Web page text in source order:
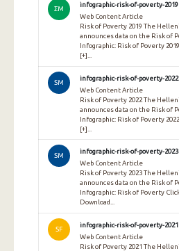
ΣΜ
infographic-risk-of-poverty-2019
Web Content Article
Risk of Poverty 2019 The
announces data on the Risk of
Infographic: Risk of Poverty
[+]...
SM
infographic-risk-of-poverty-2022
Web Content Article
Risk of Poverty 2022 The
announces data on the Risk of
Infographic: Risk of Poverty
[+]...
SM
infographic-risk-of-poverty-2023
Web Content Article
Risk of Poverty 2023 The
announces data on the Risk of
Infographic: Risk of Poverty
Download...
SF
infographic-risk-of-poverty-2021
Web Content Article
Risk of Poverty 2021 The